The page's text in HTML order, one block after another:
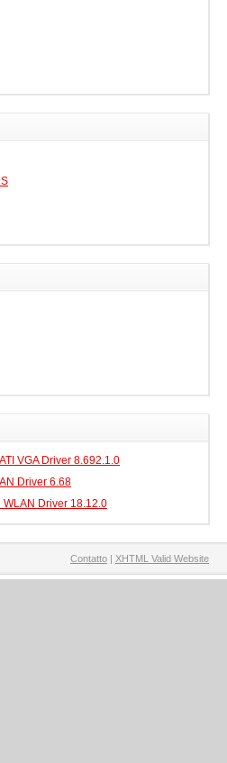
VGA Driver 8.692.1.0
Driver 6.68
WLAN Driver 18.12.0
Contatto | XHTML Valid Website